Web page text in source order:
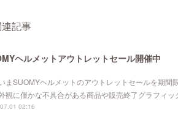
記事
ヘルメットアウトレットセール開催中
まSUOMYヘルメットのアウトレットセールを期
観に僅かな不具合がある商品や販売終了グラフィ
02:16